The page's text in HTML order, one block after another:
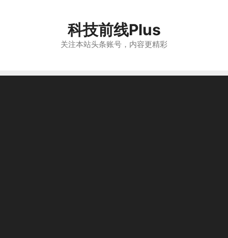
科技前线Plus
关注本站头条账号，内容更精彩